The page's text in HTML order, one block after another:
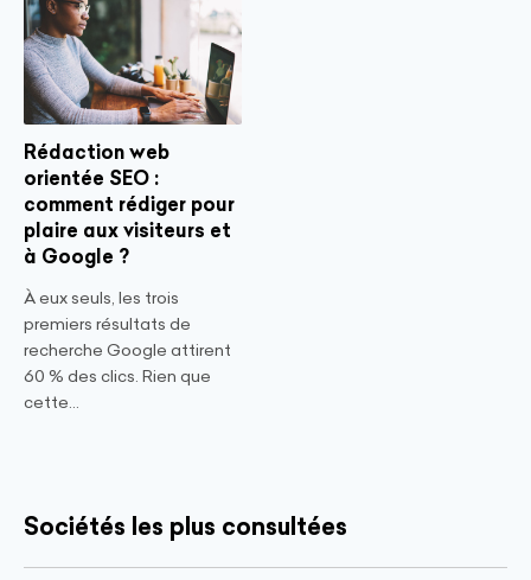
Rédaction web
orientée SEO :
comment rédiger pour
plaire aux visiteurs et
à Google ?
À eux seuls, les trois
premiers résultats de
recherche Google attirent
60 % des clics. Rien que
cette...
Sociétés les plus consultées